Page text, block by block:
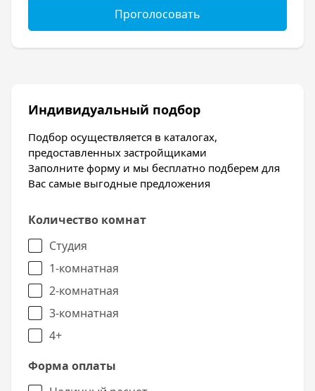
Проголосовать
Индивидуальный подбор
Подбор осуществляется в каталогах,
предоставленных застройщиками
Заполните форму и мы бесплатно подберем для
Вас самые выгодные предложения
Количество комнат
Студия
1-комнатная
2-комнатная
3-комнатная
4+
Форма оплаты